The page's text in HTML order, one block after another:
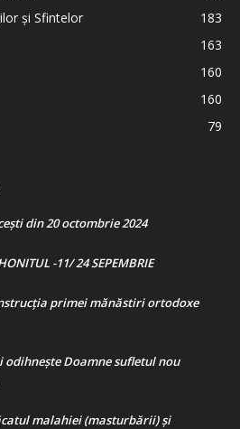
și Sfintelor
183
163
160
160
79
din 20 octombrie 2024
-11/ 24 SEPEMBRIE
primei mănăstiri ortodoxe
odihnește Doamne sufletul nou
malahiei (masturbării) şi